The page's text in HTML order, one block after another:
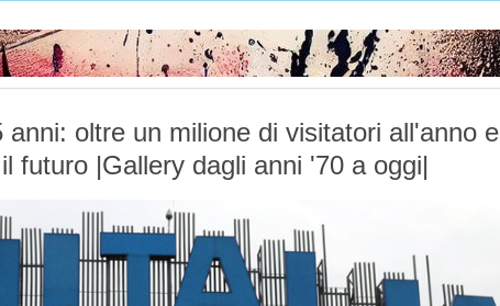
anni: oltre un milione di visitatori all'anno e
futuro |Gallery dagli anni '70 a oggi|